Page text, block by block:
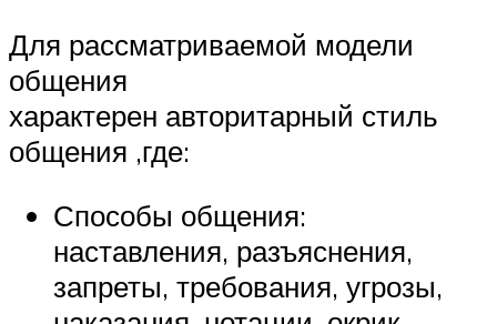
Для рассматриваемой модели
общения
характерен авторитарный стиль
общения ,где:
Способы общения:
наставления, разъяснения,
запреты, требования, угрозы,